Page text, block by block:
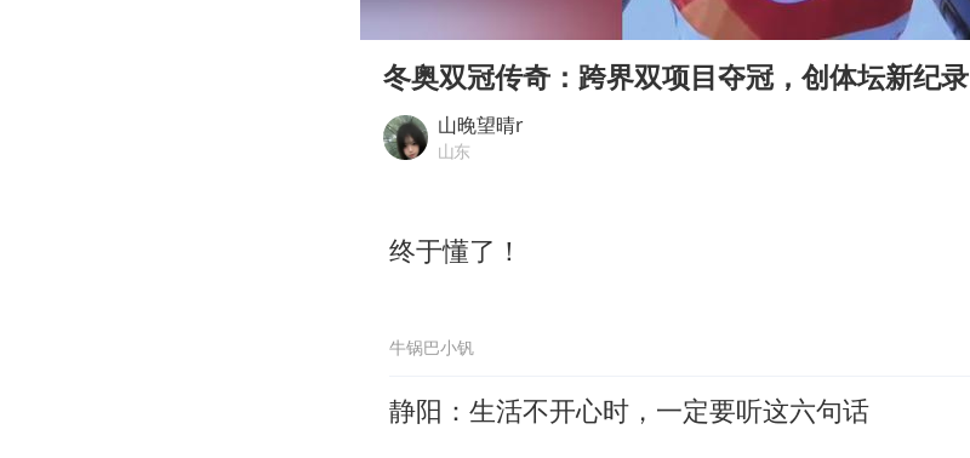
女子利用漏洞0元薅走3000多件家电
宇树科技 打新
冬奥双冠传奇：跨界双项目夺冠，创体坛新纪录
山晚望晴r
山东
终于懂了！
牛锅巴小钒
静阳：生活不开心时，一定要听这六句话